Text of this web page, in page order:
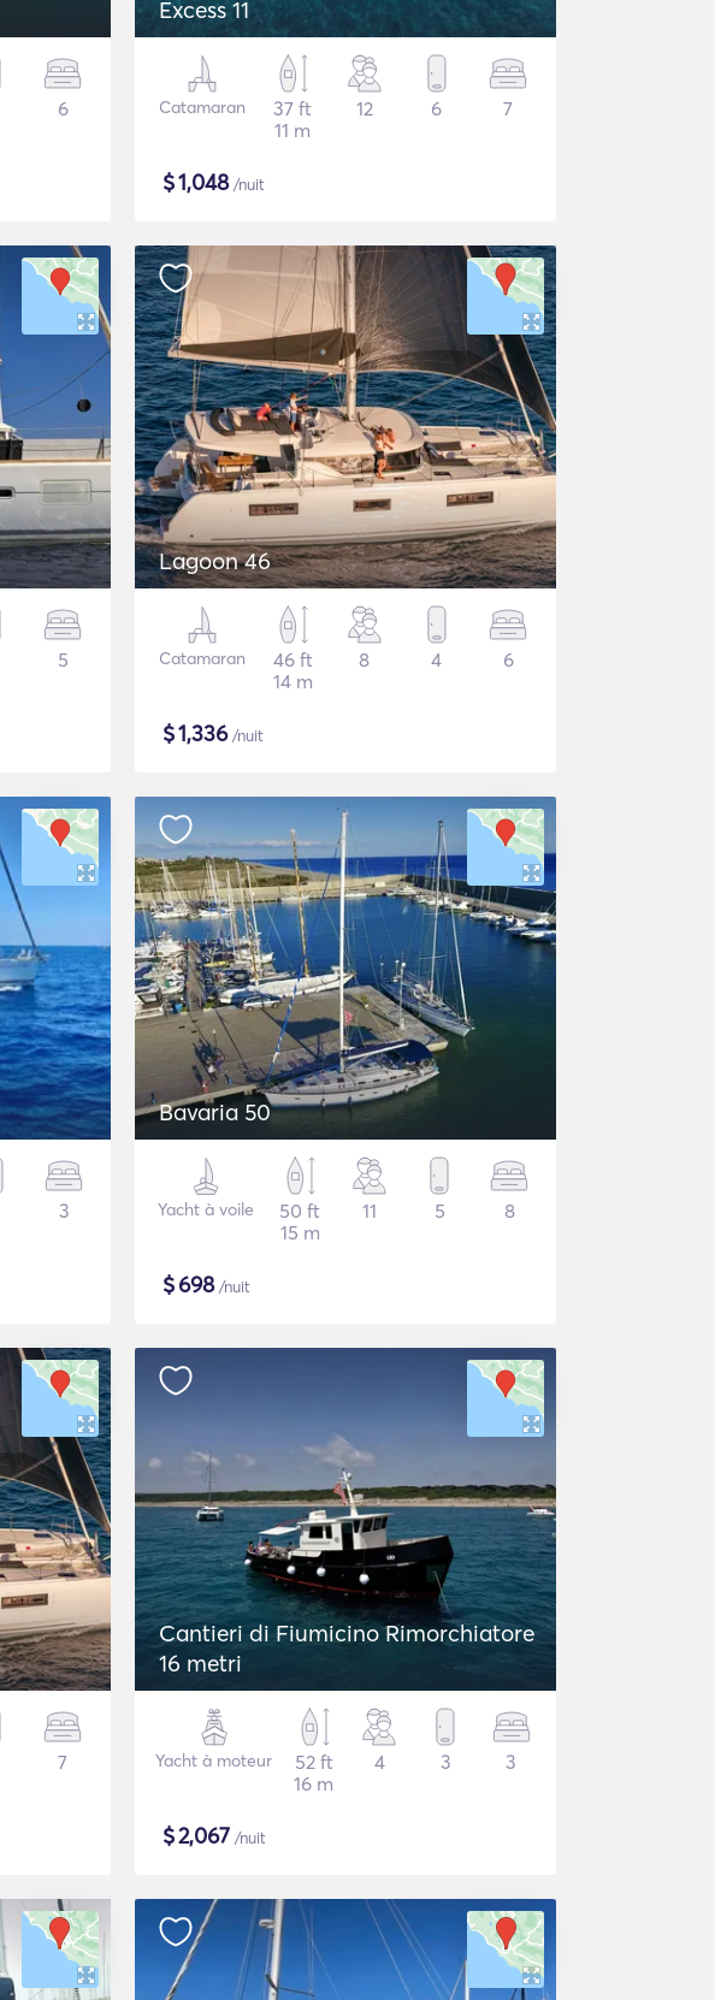
6
Excess 11
Catamaran
37 ft
11 m
12 6 7
$1,048/nuit
5
Lagoon 46
Catamaran
46 ft
14 m
8 4 6
$1,336/nuit
3
Bavaria 50
Yacht à voile
50 ft
15 m
11 5 8
$698/nuit
7
Cantieri di Fiumicino Rimorchiatore
16 metri
Yacht à moteur
52 ft
16 m
4 3 3
$2,067 /nuit